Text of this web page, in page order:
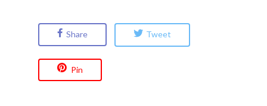
Share Tweet
Pin